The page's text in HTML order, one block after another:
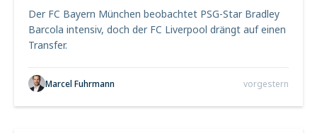
Der FC Bayern München beobachtet PSG-Star Bradley
Barcola intensiv, doch der FC Liverpool drängt auf einen
Transfer.
Marcel Fuhrmann vorgestern